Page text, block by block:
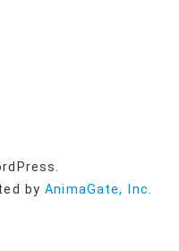
byAnimaGate, Inc.